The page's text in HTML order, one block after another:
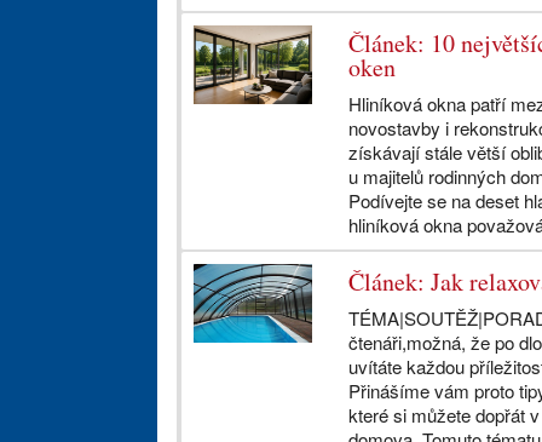
Článek: 10
oken
Hliníková okna patří
novostavby i
získávají stále větší
u majitelů rodinných
Podívejte se na deset
hliníková okna
Článek: Jak
čtenáři,možná, že po
uvítáte každou
Přinášíme vám proto
které si můžete dopřát